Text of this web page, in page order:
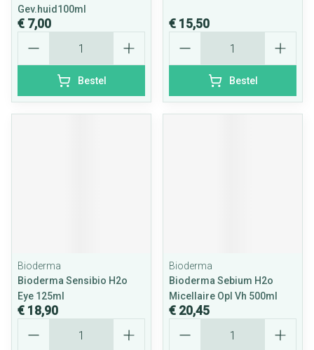
Gev.huid100ml
€ 7,00
Bestel
€ 15,50
Bestel
Bioderma
Bioderma Sensibio H2o
Eye 125ml
€ 18,90
Bioderma
Bioderma Sebium H2o
Micellaire Opl Vh 500ml
€ 20,45